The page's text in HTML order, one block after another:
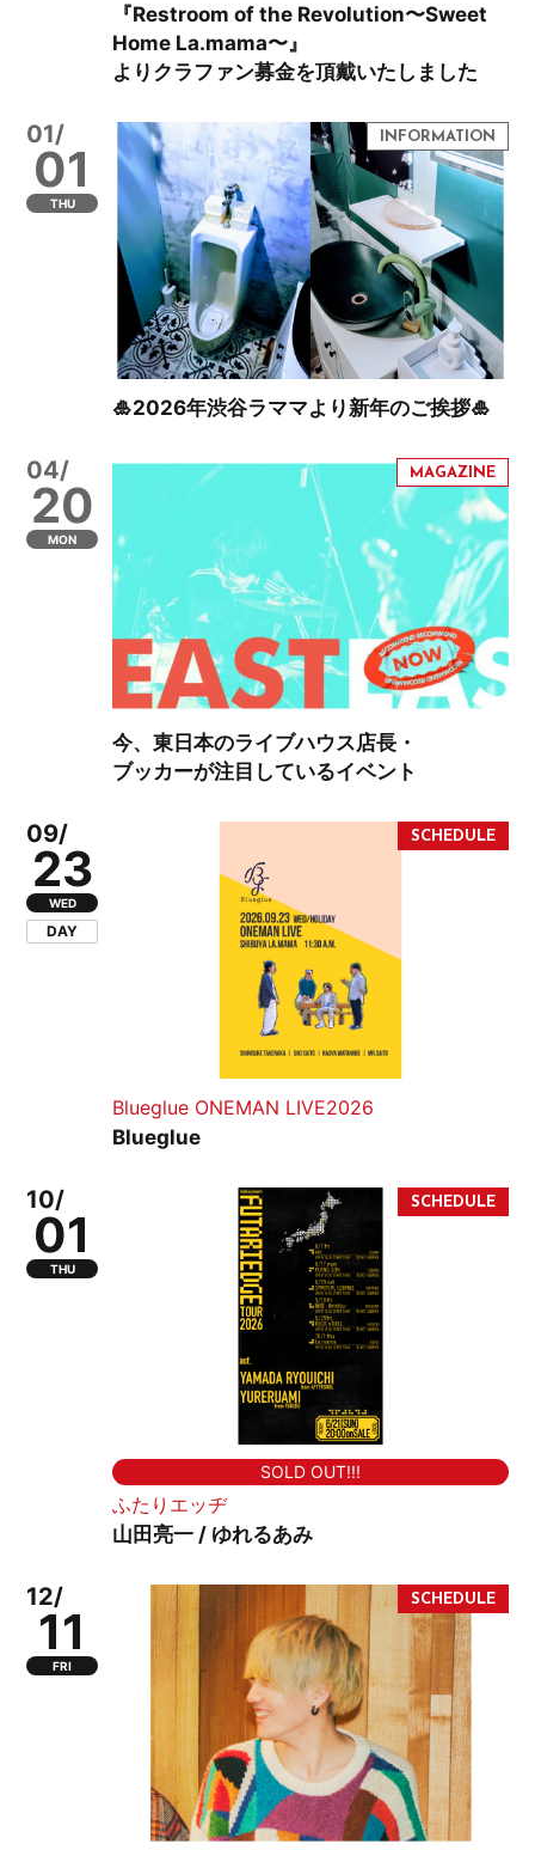
『Restroom of the Revolution〜Sweet
Home La.mama〜』
よりクラファン募金を頂戴いたしました
01/
01
THU
🎍2026年渋谷ラママより新年のご挨拶🎍
04/
20
MON
今、東日本のライブハウス店長・
ブッカーが注目しているイベント
09/
23
WED
DAY
Blueglue ONEMAN LIVE2026
Blueglue
10/
01
THU
SOLD OUT!!!
ふたりエッヂ
山田亮一 / ゆれるあみ
12/
11
FRI